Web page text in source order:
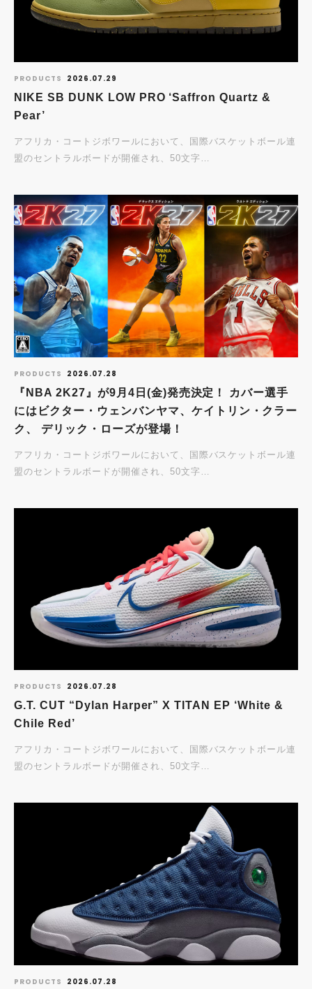
PRODUCTS 2026.07.29
NIKE SB DUNK LOW PRO ‘Saffron Quartz &
Pear’
アフリカ・コートジボワールにおいて、国際バスケットボール連
盟のセントラルボードが開催され、50文字…
PRODUCTS 2026.07.28
『NBA 2K27』が9月4日(金)発売決定！ カバー選手
にはビクター・ウェンバンヤマ、ケイトリン・クラー
ク、 デリック・ローズが登場！
アフリカ・コートジボワールにおいて、国際バスケットボール連
盟のセントラルボードが開催され、50文字…
PRODUCTS 2026.07.28
G.T. CUT “Dylan Harper” X TITAN EP ‘White &
Chile Red’
アフリカ・コートジボワールにおいて、国際バスケットボール連
盟のセントラルボードが開催され、50文字…
PRODUCTS 2026.07.28